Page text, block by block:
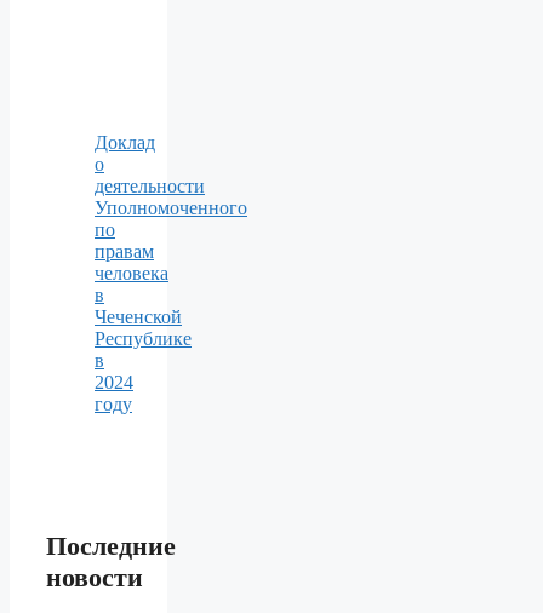
Доклад
о
деятельности
Уполномоченного
по
правам
человека
в
Чеченской
Республике
в
2024
году
Последние
новости